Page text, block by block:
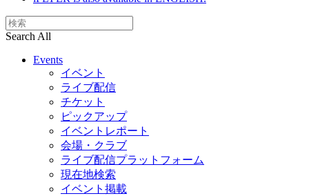
Search All
Events
イベント
ライブ配信
チケット
ピックアップ
イベントレポート
会場・クラブ
ライブ配信プラットフォーム
現在地検索
イベント掲載